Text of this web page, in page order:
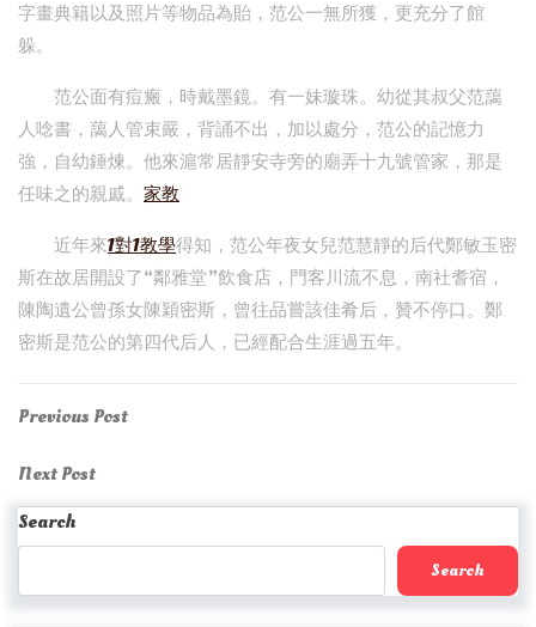
字畫典籍以及照片等物品為貽，范公一無所獲，更充分了館
躲。
范公面有痘瘢，時戴墨鏡。有一妹璇珠。幼從其叔父范藹
人唸書，藹人管束嚴，背誦不出，加以處分，范公的記憶力
強，自幼錘煉。他來滬常居靜安寺旁的廟弄十九號管家，那是
任味之的親戚。 家教
近年來1對1教學得知，范公年夜女兒范慧靜的后代鄭敏玉密
斯在故居開設了“鄰雅堂”飲食店，門客川流不息，南社耆宿，
陳陶遺公曾孫女陳穎密斯，曾往品嘗該佳肴后，贊不停口。鄭
密斯是范公的第四代后人，已經配合生涯過五年。
Post
navigation
Previous
Previous Post
Next
Post
Next Post
Search
Search